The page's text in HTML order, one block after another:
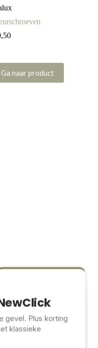
gevel. Plus korting
klassieke
Ga naar product